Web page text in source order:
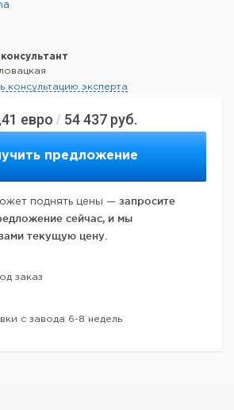
евро / 54 437 руб.
предложение
поднять цены — запросите
сейчас, и мы
текущую цену.
заказ
с завода 6-8 недель
консультацию эксперта